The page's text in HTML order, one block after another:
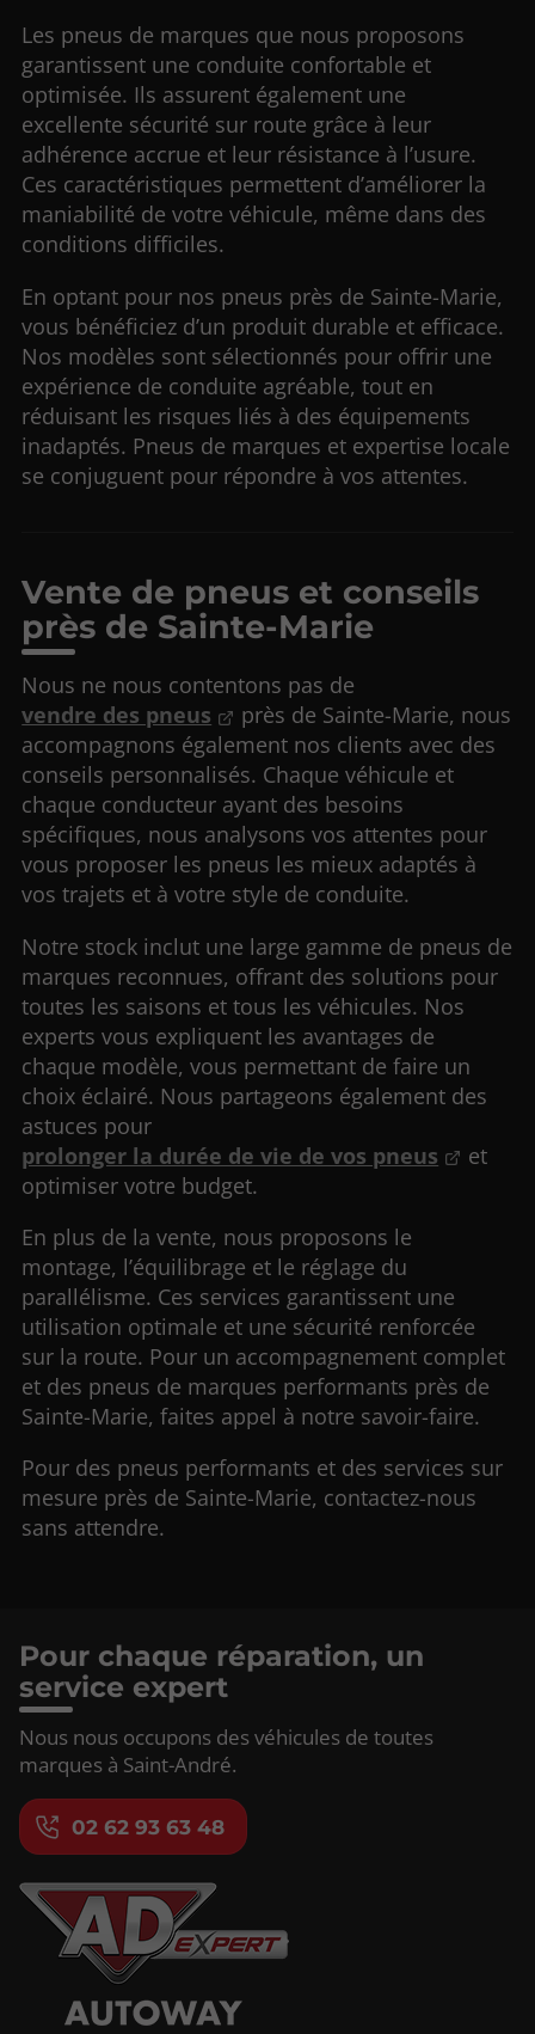
Les pneus de marques que nous proposons
garantissent une conduite confortable et
optimisée. Ils assurent également une
excellente sécurité sur route grâce à leur
adhérence accrue et leur résistance à l’usure.
Ces caractéristiques permettent d’améliorer la
maniabilité de votre véhicule, même dans des
conditions difficiles.
En optant pour nos pneus près de Sainte-Marie,
vous bénéficiez d’un produit durable et efficace.
Nos modèles sont sélectionnés pour offrir une
expérience de conduite agréable, tout en
réduisant les risques liés à des équipements
inadaptés. Pneus de marques et expertise locale
se conjuguent pour répondre à vos attentes.
Vente de pneus et conseils
près de Sainte-Marie
Nous ne nous contentons pas de
vendre des pneus
près de Sainte-Marie, nous
accompagnons également nos clients avec des
conseils personnalisés. Chaque véhicule et
chaque conducteur ayant des besoins
spécifiques, nous analysons vos attentes pour
vous proposer les pneus les mieux adaptés à
vos trajets et à votre style de conduite.
Notre stock inclut une large gamme de pneus de
marques reconnues, offrant des solutions pour
toutes les saisons et tous les véhicules. Nos
experts vous expliquent les avantages de
chaque modèle, vous permettant de faire un
choix éclairé. Nous partageons également des
astuces pour
prolonger la durée de vie de vos pneus
et
optimiser votre budget.
En plus de la vente, nous proposons le
montage, l’équilibrage et le réglage du
parallélisme. Ces services garantissent une
utilisation optimale et une sécurité renforcée
sur la route. Pour un accompagnement complet
et des pneus de marques performants près de
Sainte-Marie, faites appel à notre savoir-faire.
Pour des pneus performants et des services sur
mesure près de Sainte-Marie, contactez-nous
sans attendre.
Pour chaque réparation, un
service expert
Nous nous occupons des véhicules de toutes
marques à Saint-André.
02 62 93 63 48